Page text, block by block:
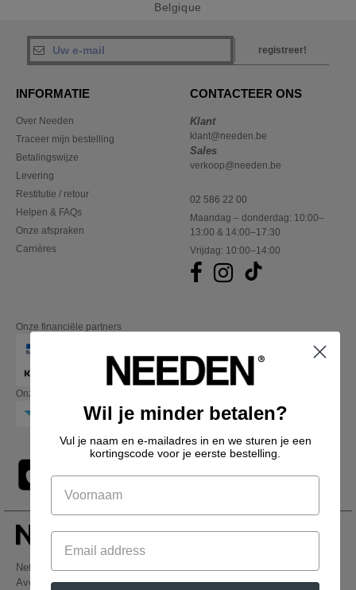
Belgique
registreer!
INFORMATIE
Over Needen
Traceer mijn bestelling
Betalingswijze
Levering
Restitutie / retour
Helpen & FAQs
Onze afspraken
Carrières
CONTACTEER ONS
Klant
klant@needen.be
Sales
verkoop@needen.be
02 586 22 00
Maandag – donderdag: 10:00–
13:00 & 14:00–17:30
Vrijdag: 10:00–14:00
Onze financiële partners
Onze transporteurs
Netenders Belgium SRL
Avenue Hermann-Debroux 54, 1160, Bruxelles
Wil je minder betalen?
Vul je naam en e-mailadres in en we sturen je een
kortingscode voor je eerste bestelling.